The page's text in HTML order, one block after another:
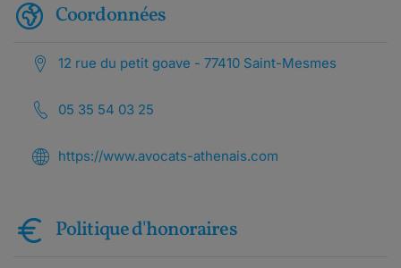
Coordonnées
12 rue du petit goave - 77410 Saint-Mesmes
05 35 54 03 25
https://www.avocats-athenais.com
Politique d'honoraires